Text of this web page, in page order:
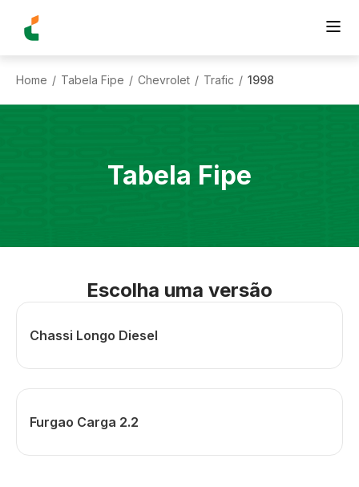
Home / Tabela Fipe / Chevrolet / Trafic / 1998
Tabela Fipe
Escolha uma versão
Chassi Longo Diesel
Furgao Carga 2.2